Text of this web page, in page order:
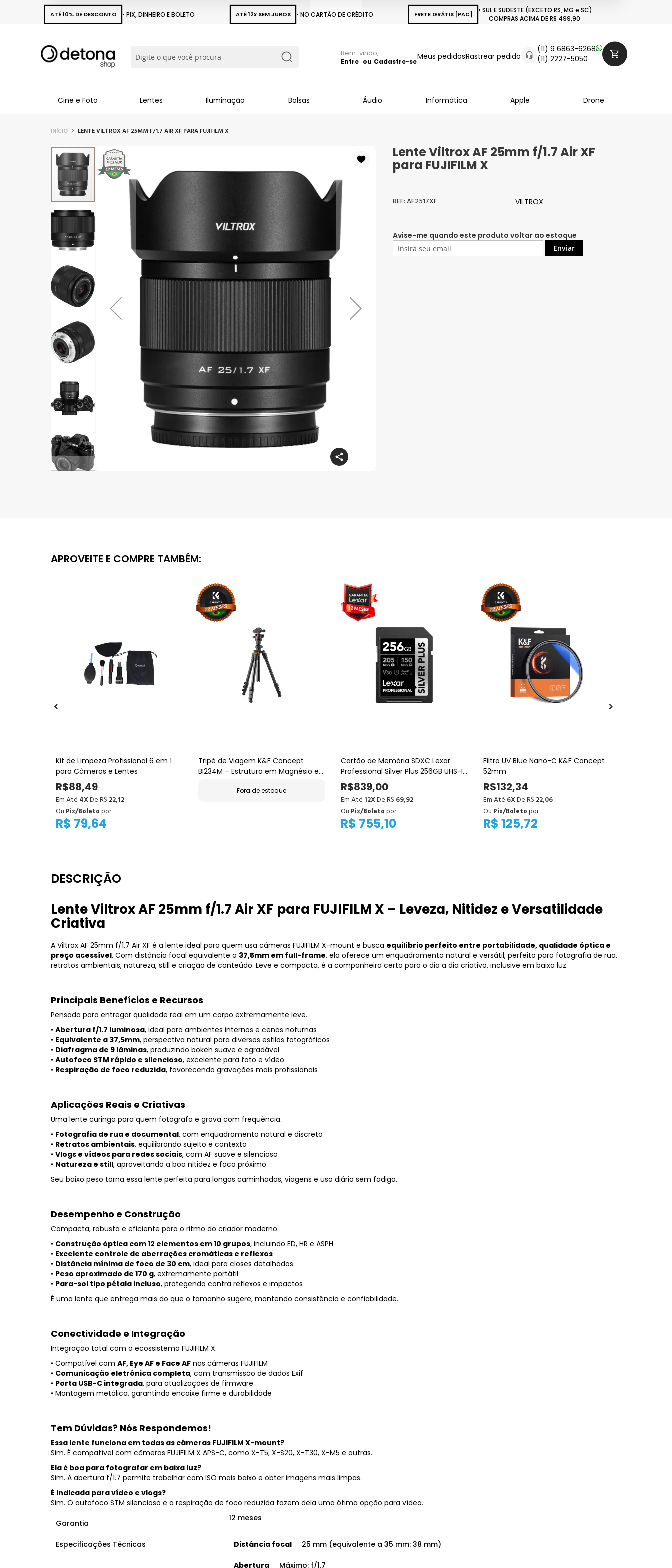
ATÉ 10% DE DESCONTO • PIX, DINHEIRO E BOLETO ATÉ 12x SEM JUROS • NO CARTÃO DE CRÉDITO FRETE GRÁTIS [PAC]
• SUL E SUDESTE (EXCETO RS, MG e SC)
COMPRAS ACIMA DE R$ 499,90
Busca
Meus pedidosRastrear pedido
(11) 9 6863-6268
(11) 2227-5050
Pular
para
Entre Cadastre-se
Cine e Foto Lentes Iluminação Bolsas Áudio Informática Apple Drone
INÍCIO LENTE VILTROX AF 25MM F/1.7 AIR XF PARA FUJIFILM X
Lente Viltrox AF 25mm f/1.7 Air XF
para FUJIFILM X
AF2517XF VILTROX
Avise-me quando este produto voltar ao estoque
Enviar
Pular
para
final
da
Galeria
de
Garantia
12 meses
Especificações Técnicas Distância focal 25 mm (equivalente a 35 mm: 38 mm)
Abertura
Máximo: f/1.7
APROVEITE E COMPRE TAMBÉM:
Kit de Limpeza Profissional 6 em 1
para Câmeras e Lentes
R$88,49
Em Até 4XDe R$ 22,12
R$ 79,64
Ou Pix/Boletopor
Tripé de Viagem K&F Concept
BI234M – Estrutura em Magnésio e
Fora de estoque
Cartão de Memória SDXC Lexar
Professional Silver Plus 256GB UHS-I
205MB/s
R$839,00
Em Até 12XDe R$ 69,92
R$ 755,10
Ou Pix/Boletopor
Filtro UV Blue Nano-C K&F Concept
52mm
R$132,34
Em Até 6XDe R$ 22,06
R$ 125,72
Ou Pix/Boletopor
DESCRIÇÃO
Lente Viltrox AF 25mm f/1.7 Air XF para FUJIFILM X – Leveza, Nitidez e Versatilidade
Criativa
A Viltrox AF 25mm f/1.7 Air XF é a lente ideal para quem usa câmeras FUJIFILM X-mount e busca equilíbrio perfeito entre portabilidade, qualidade óptica e
preço acessível. Com distância focal equivalente a 37,5mm em full-frame, ela oferece um enquadramento natural e versátil, perfeito para fotografia de rua,
retratos ambientais, natureza, still e criação de conteúdo. Leve e compacta, é a companheira certa para o dia a dia criativo, inclusive em baixa luz.
Principais Benefícios e Recursos
Pensada para entregar qualidade real em um corpo extremamente leve.
• Abertura f/1.7 luminosa, ideal para ambientes internos e cenas noturnas
• Equivalente a 37,5mm, perspectiva natural para diversos estilos fotográficos
• Diafragma de 9 lâminas, produzindo bokeh suave e agradável
• Autofoco STM rápido e silencioso, excelente para foto e vídeo
• Respiração de foco reduzida, favorecendo gravações mais profissionais
Aplicações Reais e Criativas
Uma lente curinga para quem fotografa e grava com frequência.
• Fotografia de rua e documental, com enquadramento natural e discreto
• Retratos ambientais, equilibrando sujeito e contexto
• Vlogs e vídeos para redes sociais, com AF suave e silencioso
• Natureza e still, aproveitando a boa nitidez e foco próximo
Seu baixo peso torna essa lente perfeita para longas caminhadas, viagens e uso diário sem fadiga.
Desempenho e Construção
Compacta, robusta e eficiente para o ritmo do criador moderno.
• Construção óptica com 12 elementos em 10 grupos, incluindo ED, HR e ASPH
• Excelente controle de aberrações cromáticas e reflexos
• Distância mínima de foco de 30 cm, ideal para closes detalhados
• Peso aproximado de 170 g, extremamente portátil
• Para-sol tipo pétala incluso, protegendo contra reflexos e impactos
É uma lente que entrega mais do que o tamanho sugere, mantendo consistência e confiabilidade.
Conectividade e Integração
Integração total com o ecossistema FUJIFILM X.
• Compatível com AF, Eye AF e Face AF nas câmeras FUJIFILM
• Comunicação eletrônica completa, com transmissão de dados Exif
• Porta USB-C integrada, para atualizações de firmware
• Montagem metálica, garantindo encaixe firme e durabilidade
Tem Dúvidas? Nós Respondemos!
Essa lente funciona em todas as câmeras FUJIFILM X-mount?
Sim. É compatível com câmeras FUJIFILM X APS-C, como X-T5, X-S20, X-T30, X-M5 e outras.
Ela é boa para fotografar em baixa luz?
Sim. A abertura f/1.7 permite trabalhar com ISO mais baixo e obter imagens mais limpas.
É indicada para vídeo e vlogs?
Sim. O autofoco STM silencioso e a respiração de foco reduzida fazem dela uma ótima opção para vídeo.